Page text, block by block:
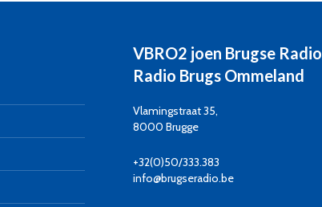
VBRO2 joen Brugse Radio
Radio Brugs Ommeland
Vlamingstraat 35,
8000 Brugge
+32(0)50/333.383
info@brugseradio.be